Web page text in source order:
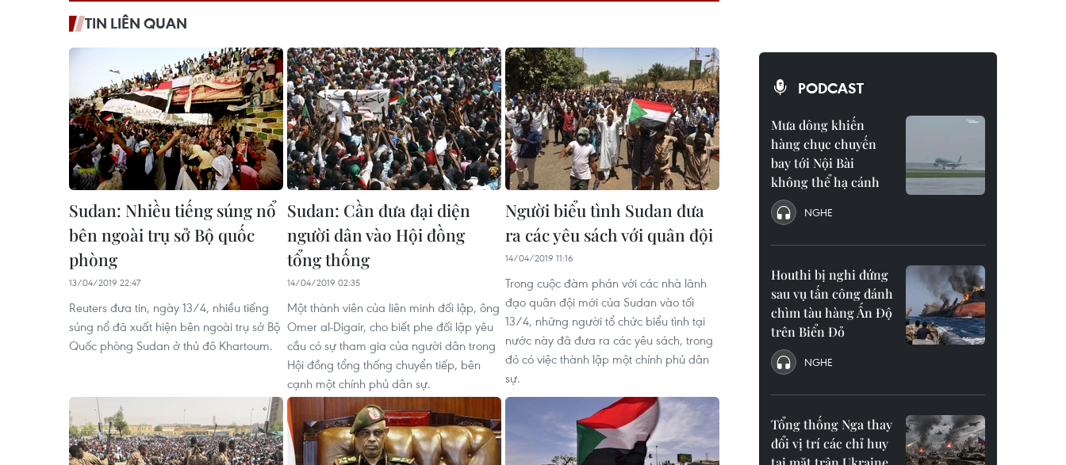
TIN LIÊN QUAN
Sudan: Nhiều tiếng súng nổ
bên ngoài trụ sở Bộ quốc
phòng
13/04/2019 22:47
Reuters đưa tin, ngày 13/4, nhiều tiếng
súng nổ đã xuất hiện bên ngoài trụ sở Bộ
Quốc phòng Sudan ở thủ đô Khartoum.
Sudan: Cần đưa đại diện
người dân vào Hội đồng
tổng thống
14/04/2019 02:35
Một thành viên của liên minh đối lập, ông
Omer al-Digair, cho biết phe đối lập yêu
cầu có sự tham gia của người dân trong
Hội đồng tổng thống chuyển tiếp, bên
cạnh một chính phủ dân sự.
Người biểu tình Sudan đưa
ra các yêu sách với quân đội
14/04/2019 11:16
Trong cuộc đàm phán với các nhà lãnh
đạo quân đội mới của Sudan vào tối
13/4, những người tổ chức biểu tình tại
nước này đã đưa ra các yêu sách, trong
đó có việc thành lập một chính phủ dân
sự.
PODCAST
Mưa dông khiến
hàng chục chuyến
bay tới Nội Bài
không thể hạ cánh
NGHE
Houthi bị nghi đứng
sau vụ tấn công đánh
chìm tàu hàng Ấn Độ
trên Biển Đỏ
NGHE
Tổng thống Nga thay
đổi vị trí các chỉ huy